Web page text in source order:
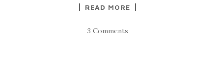
READ MORE
3 Comments